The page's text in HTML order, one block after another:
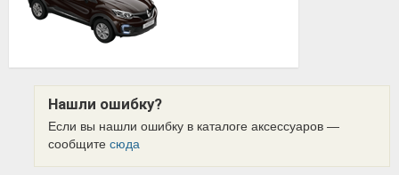
Нашли ошибку?
Если вы нашли ошибку в каталоге аксессуаров —
сообщите сюда